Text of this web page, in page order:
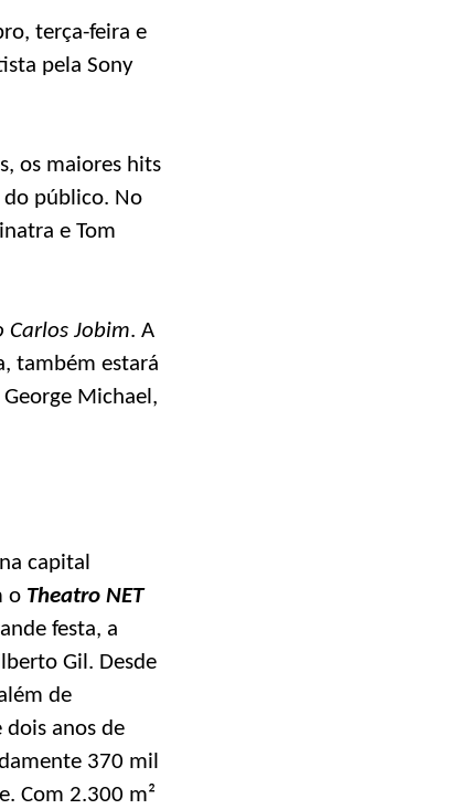
terça-feira e
pela Sony
os maiores hits
público. No
e Tom
Jobim. A
também estará
Michael,
capital
o Theatro NET
festa, a
Gil. Desde
de
anos de
370 mil
Com 2.300 m²